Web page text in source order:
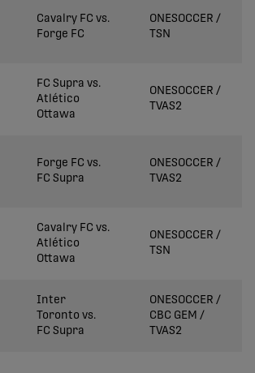
Cavalry FC vs.
Forge FC
ONESOCCER /
TSN
FC Supra vs.
Atlético
Ottawa
ONESOCCER /
TVAS2
Forge FC vs.
FC Supra
ONESOCCER /
TVAS2
Cavalry FC vs.
Atlético
Ottawa
ONESOCCER /
TSN
Inter
Toronto vs.
FC Supra
ONESOCCER /
CBC GEM /
TVAS2